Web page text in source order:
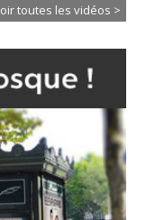
toutes les vidéos >